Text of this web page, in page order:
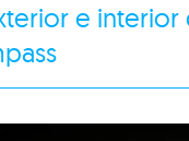
e interior